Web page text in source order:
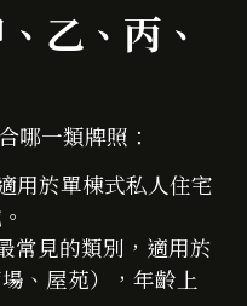
乙、丙、
哪一類牌照：
用於單棟式私人住宅
常見的類別，適用於
、屋苑），年齡上